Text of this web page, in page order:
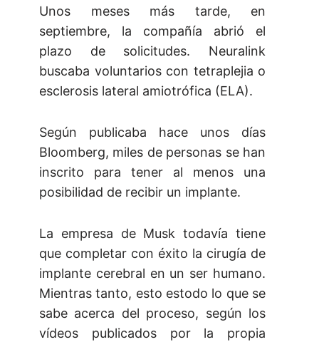
Unos meses más tarde, en
septiembre, la compañía abrió el
plazo de solicitudes. Neuralink
buscaba voluntarios con tetraplejia o
esclerosis lateral amiotrófica (ELA).
Según publicaba hace unos días
Bloomberg, miles de personas se han
inscrito para tener al menos una
posibilidad de recibir un implante.
La empresa de Musk todavía tiene
que completar con éxito la cirugía de
implante cerebral en un ser humano.
Mientras tanto, esto estodo lo que se
sabe acerca del proceso, según los
vídeos publicados por la propia